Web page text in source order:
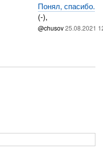
Понял, спасибо.
(-),
@chusov25.08.2021